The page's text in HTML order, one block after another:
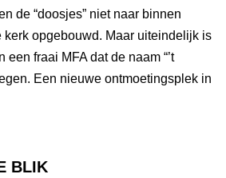
de “doosjes” niet naar binnen
kerk opgebouwd. Maar uiteindelijk is
fraai MFA dat de naam “’t
Een nieuwe ontmoetingsplek in
BLIK